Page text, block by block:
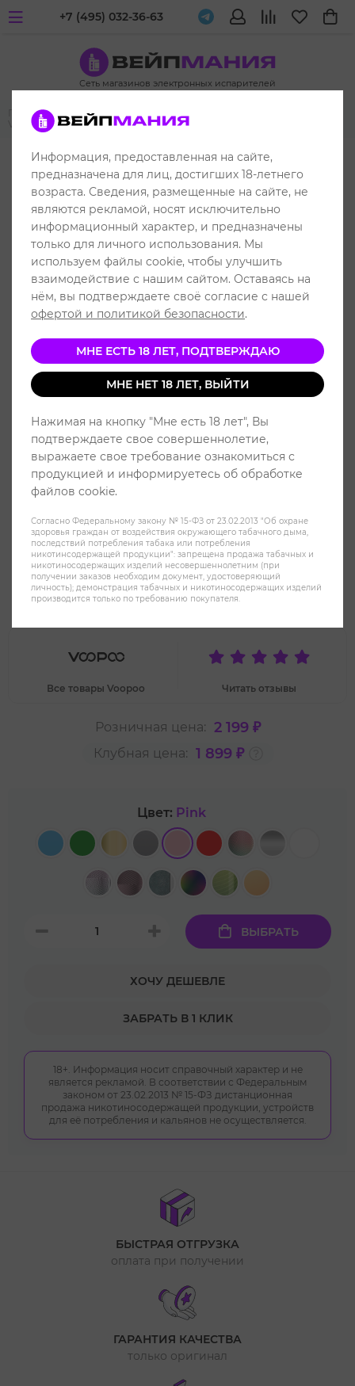
Сеть магазинов электронных испарителей
+7 (495) 032-36-63
Главная Многоразовые POD-системы
V.THRU Pro
Voopoo V.THRU Pro 900 mah Pod
Kit - Silky Pink
Все товары Voopoo Читать отзывы
Розничная цена: 2 199 ₽
Клубная цена: 1 899 ₽
Цвет: Pink
ВЫБРАТЬ
ХОЧУ ДЕШЕВЛЕ
ЗАБРАТЬ В 1 КЛИК
18+. Информация носит справочный характер и не
является рекламой. В соответствии с Федеральным
законом от 23.02.2013 № 15-ФЗ дистанционная
продажа никотиносодержащей продукции, устройств
для её потребления и кальянов не осуществляется.
БЫСТРАЯ ОТГРУЗКА
оплата при получении
ГАРАНТИЯ КАЧЕСТВА
только оригинал
Информация, предоставленная на сайте,
предназначена для лиц, достигших 18-летнего
возраста. Сведения, размещенные на сайте, не
являются рекламой, носят исключительно
информационный характер, и предназначены
только для личного использования. Мы
используем файлы cookie, чтобы улучшить
взаимодействие с нашим сайтом. Оставаясь на
нём, вы подтверждаете своё согласие с нашей
офертой и политикой безопасности.
МНЕ ЕСТЬ 18 ЛЕТ, ПОДТВЕРЖДАЮ
МНЕ НЕТ 18 ЛЕТ, ВЫЙТИ
Нажимая на кнопку "Мне есть 18 лет", Вы
подтверждаете свое совершеннолетие,
выражаете свое требование ознакомиться с
продукцией и информируетесь об обработке
файлов cookie.
Согласно Федеральному закону № 15-ФЗ от 23.02.2013 "Об охране
здоровья граждан от воздействия окружающего табачного дыма,
последствий потребления табака или потребления
никотинсодержащей продукции": запрещена продажа табачных и
никотиносодержащих изделий несовершеннолетним (при
получении заказов необходим документ, удостоверяющий
личность); демонстрация табачных и никотиносодержащих изделий
производится только по требованию покупателя.